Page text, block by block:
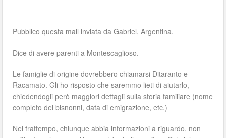
Pubblico questa mail inviata da Gabriel, Argentina.
Dice di avere parenti a Montescaglioso.
Le famiglie di origine dovrebbero chiamarsi Ditaranto e
Racamato. Gli ho risposto che saremmo lieti di aiutarlo,
chiedendogli però maggiori dettagli sulla storia familiare (nome
completo dei bisnonni, data di emigrazione, etc.)
Nel frattempo, chiunque abbia informazioni a riguardo, non